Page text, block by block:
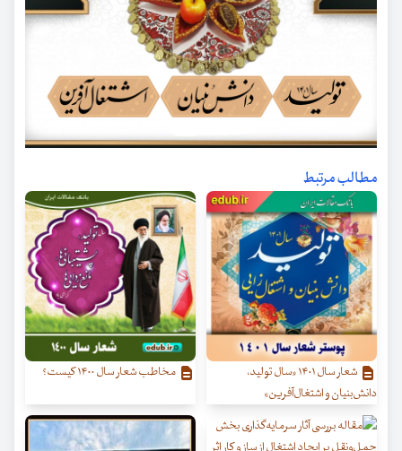
مطالب مرتبط
شعار سال ۱۴۰۱ «سال تولید،
دانش‌بنیان و اشتغال‌آفرین»
مخاطب شعار سال ۱۴۰۰ کیست؟